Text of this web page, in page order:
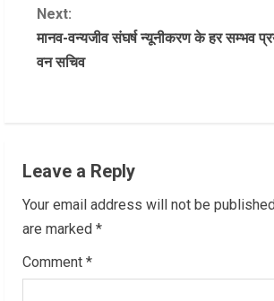
n
t
u
e
R
Next:
मानव-वन्यजीव संघर्ष न्यूनीकरण के हर सम्भव
वन सचिव
Leave a Reply
Your email address will not be
are marked *
Comment *